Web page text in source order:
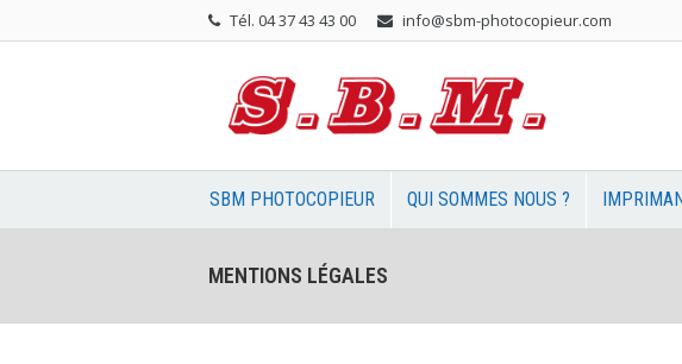
Tél. 04 37 43 43 00 info@sbm-photocopieur.com
SBM PHOTOCOPIEUR QUI SOMMES NOUS ?
MENTIONS LÉGALES